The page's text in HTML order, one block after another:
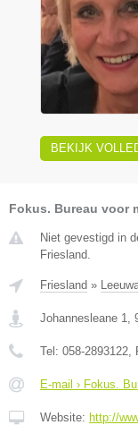
BEKIJK
Fokus. Bureau voor
Niet gevestigd in
Friesland.
Friesland »
Johannesleane 1,
Tel: 058-2893122,
E-mail › Fokus.
Website: http://